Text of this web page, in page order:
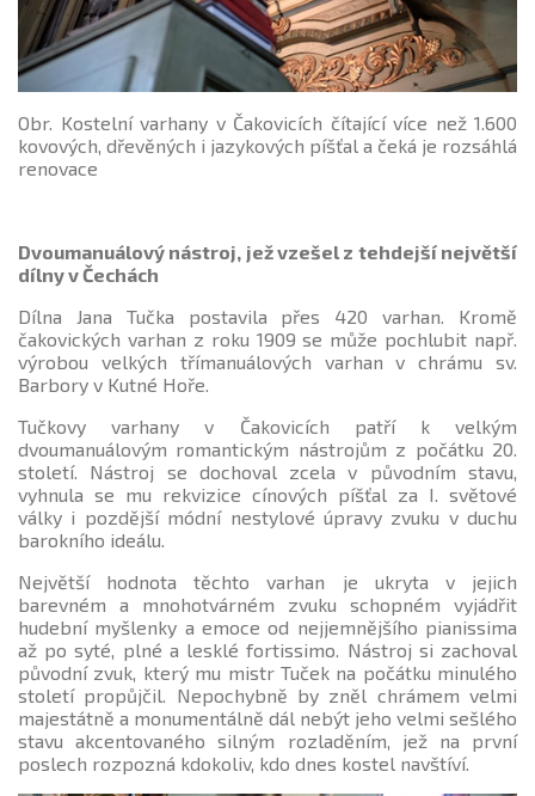
Obr. Kostelní varhany v Čakovicích čítající více než 1.600
kovových, dřevěných i jazykových píšťal a čeká je rozsáhlá
renovace
Dvoumanuálový nástroj, jež vzešel z tehdejší největší
dílny v Čechách
Dílna Jana Tučka postavila přes 420 varhan. Kromě
čakovických varhan z roku 1909 se může pochlubit např.
výrobou velkých třímanuálových varhan v chrámu sv.
Barbory v Kutné Hoře.
Tučkovy varhany v Čakovicích patří k velkým
dvoumanuálovým romantickým nástrojům z počátku 20.
století. Nástroj se dochoval zcela v původním stavu,
vyhnula se mu rekvizice cínových píšťal za I. světové
války i pozdější módní nestylové úpravy zvuku v duchu
barokního ideálu.
Největší hodnota těchto varhan je ukryta v jejich
barevném a mnohotvárném zvuku schopném vyjádřit
hudební myšlenky a emoce od nejjemnějšího pianissima
až po syté, plné a lesklé fortissimo. Nástroj si zachoval
původní zvuk, který mu mistr Tuček na počátku minulého
století propůjčil. Nepochybně by zněl chrámem velmi
majestátně a monumentálně dál nebýt jeho velmi sešlého
stavu akcentovaného silným rozladěním, jež na první
poslech rozpozná kdokoliv, kdo dnes kostel navštíví.